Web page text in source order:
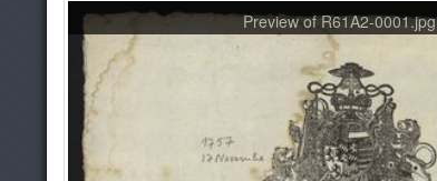
Preview of R61A2-0001.jpg